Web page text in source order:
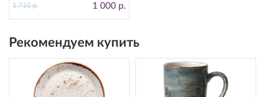
1 000 р.
1 710 р.
Рекомендуем купить